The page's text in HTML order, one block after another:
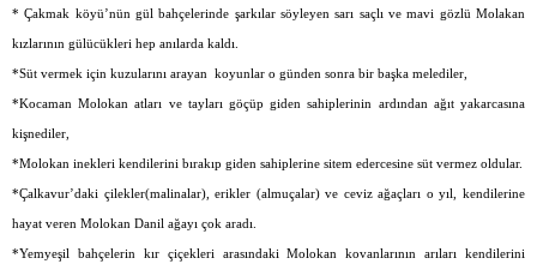
* Çakmak köyü’nün gül bahçelerinde şarkılar söyleyen sarı saçlı ve mavi gözlü Molakan
kızlarının gülücükleri hep anılarda kaldı.
*Süt vermek için kuzularını arayan koyunlar o günden sonra bir başka melediler,
*Kocaman Molokan atları ve tayları göçüp giden sahiplerinin ardından ağıt yakarcasına
kişnediler,
*Molokan inekleri kendilerini bırakıp giden sahiplerine sitem edercesine süt vermez oldular.
*Çalkavur’daki çilekler(malinalar), erikler (almuçalar) ve ceviz ağaçları o yıl, kendilerine
hayat veren Molokan Danil ağayı çok aradı.
*Yemyeşil bahçelerin kır çiçekleri arasındaki Molokan kovanlarının arıları kendilerini